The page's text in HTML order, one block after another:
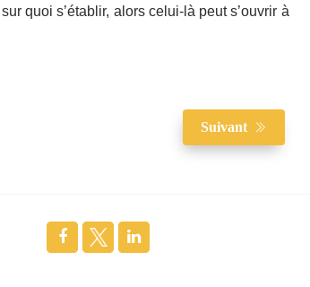
quoi s’établir, alors celui-là peut s’ouvrir à
Suivant